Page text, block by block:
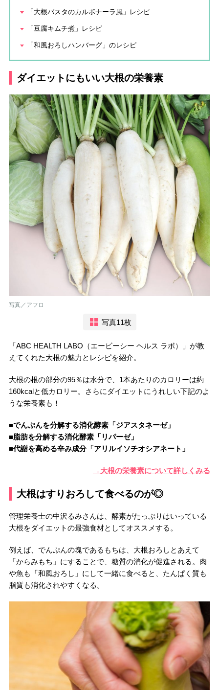
「大根パスタのカルボナーラ風」レシピ
「豆腐キムチ煮」レシピ
「和風おろしハンバーグ」のレシピ
ダイエットにもいい大根の栄養素
写真／アフロ
写真11枚
「ABC HEALTH LABO（エービーシー ヘルス ラボ）」が教
えてくれた大根の魅力とレシピを紹介。
大根の根の部分の95％は水分で、1本あたりのカロリーは約
160kcalと低カロリー。さらにダイエットにうれしい下記のよ
うな栄養素も！
■でんぷんを分解する消化酵素「ジアスタネーゼ」
■脂肪を分解する消化酵素「リパーゼ」
■代謝を高める辛み成分「アリルイソチオシアネート」
→大根の栄養素について詳しくみる
大根はすりおろして食べるのが◎
管理栄養士の中沢るみさんは、酵素がたっぷりはいっている
大根をダイエットの最強食材としてオススメする。
例えば、でんぷんの塊であるもちは、大根おろしとあえて
「からみもち」にすることで、糖質の消化が促進される。肉
や魚も「和風おろし」にして一緒に食べると、たんぱく質も
脂質も消化されやすくなる。